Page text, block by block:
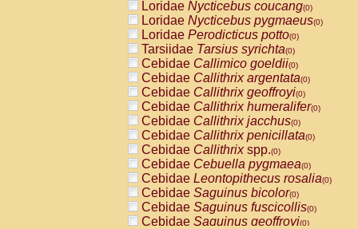
Loridae Nycticebus coucang(0)
Loridae Nycticebus pygmaeus(0)
Loridae Perodicticus potto(0)
Tarsiidae Tarsius syrichta(0)
Cebidae Callimico goeldii(0)
Cebidae Callithrix argentata(0)
Cebidae Callithrix geoffroyi(0)
Cebidae Callithrix humeralifer(0)
Cebidae Callithrix jacchus(0)
Cebidae Callithrix penicillata(0)
Cebidae Callithrixspp.(0)
Cebidae Cebuella pygmaea(0)
Cebidae Leontopithecus rosalia(0)
Cebidae Saguinus bicolor(0)
Cebidae Saguinus fuscicollis(0)
Cebidae Saguinus geoffroyi(0)